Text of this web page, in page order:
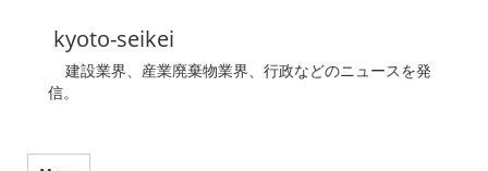
kyoto-seikei
建設業界、産業廃棄物業界、行政などのニュースを発
信。